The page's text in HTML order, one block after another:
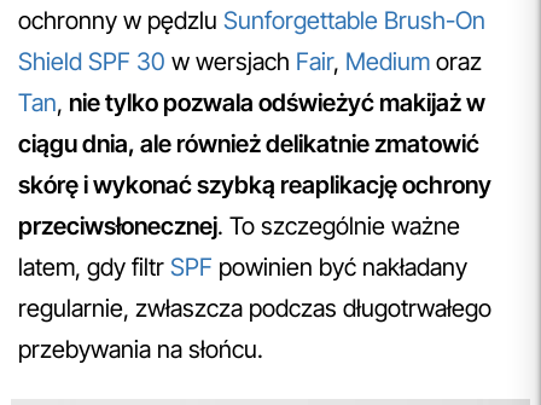
ochronny w pędzlu Sunforgettable Brush-On
Shield SPF 30 w wersjach Fair, Medium oraz
Tan, nie tylko pozwala odświeżyć makijaż w
ciągu dnia, ale również delikatnie zmatowić
skórę i wykonać szybką reaplikację ochrony
przeciwsłonecznej. To szczególnie ważne
latem, gdy filtr SPF powinien być nakładany
regularnie, zwłaszcza podczas długotrwałego
przebywania na słońcu.